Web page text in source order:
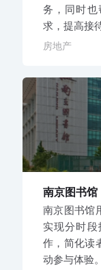
务，同时
求，提高接
房地产
南京图书馆
南京图书馆
实现分时
作，简化读
动参与体验。